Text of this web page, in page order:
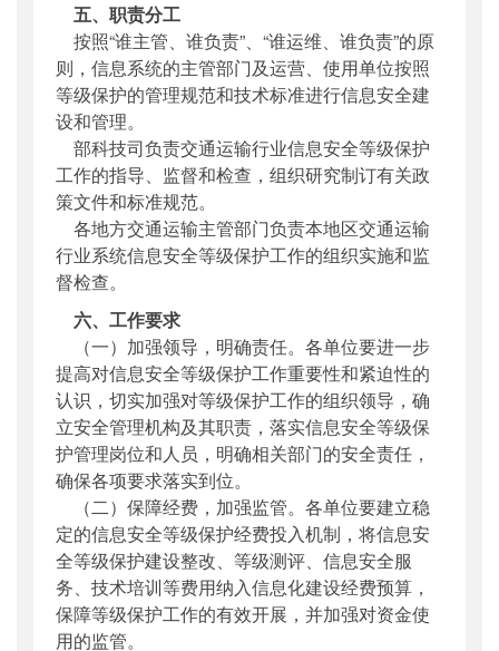
五、职责分工
按照“谁主管、谁负责”、“谁运维、谁负责”的原
则，信息系统的主管部门及运营、使用单位按照
等级保护的管理规范和技术标准进行信息安全建
设和管理。
部科技司负责交通运输行业信息安全等级保护
工作的指导、监督和检查，组织研究制订有关政
策文件和标准规范。
各地方交通运输主管部门负责本地区交通运输
行业系统信息安全等级保护工作的组织实施和监
督检查。
六、工作要求
（一）加强领导，明确责任。各单位要进一步
提高对信息安全等级保护工作重要性和紧迫性的
认识，切实加强对等级保护工作的组织领导，确
立安全管理机构及其职责，落实信息安全等级保
护管理岗位和人员，明确相关部门的安全责任，
确保各项要求落实到位。
（二）保障经费，加强监管。各单位要建立稳
定的信息安全等级保护经费投入机制，将信息安
全等级保护建设整改、等级测评、信息安全服
务、技术培训等费用纳入信息化建设经费预算，
保障等级保护工作的有效开展，并加强对资金使
用的监管。